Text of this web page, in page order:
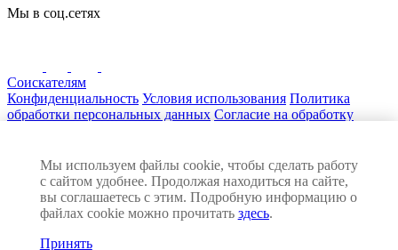
Мы используем файлы cookie, чтобы сделать работу
с сайтом удобнее. Продолжая находиться на сайте,
вы соглашаетесь с этим. Подробную информацию о
файлах cookie можно прочитать здесь.
Принять
Мы в соц.сетях
Соискателям
Конфиденциальность Условия использования Политика
обработки персональных данных Согласие на обработку
ошибкой и нажмите Ctrl+Enter
© 2026 ГАЛЭКС. Все права защищены
Разработка сайта: